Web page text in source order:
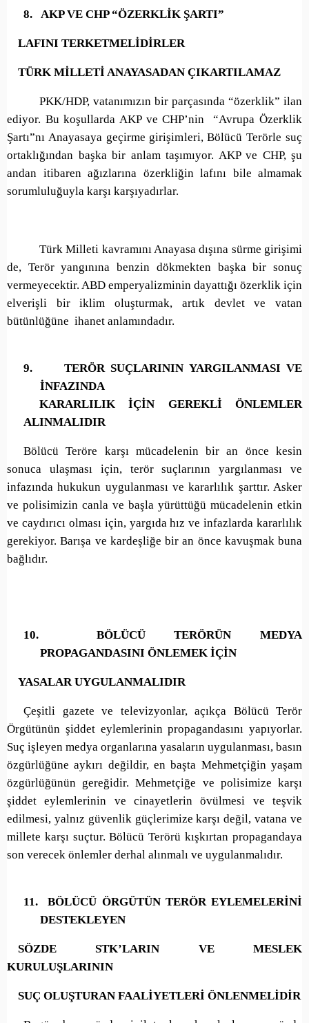
8. AKP VE CHP “ÖZERKLİK ŞARTI”
LAFINI TERKETMELİDİRLER
TÜRK MİLLETİ ANAYASADAN ÇIKARTILAMAZ
PKK/HDP, vatanımızın bir parçasında “özerklik” ilan
ediyor. Bu koşullarda AKP ve CHP’nin “Avrupa Özerklik
Şartı”nı Anayasaya geçirme girişimleri, Bölücü Terörle suç
ortaklığından başka bir anlam taşımıyor. AKP ve CHP, şu
andan itibaren ağızlarına özerkliğin lafını bile almamak
sorumluluğuyla karşı karşıyadırlar.
Türk Milleti kavramını Anayasa dışına sürme girişimi
de, Terör yangınına benzin dökmekten başka bir sonuç
vermeyecektir. ABD emperyalizminin dayattığı özerklik için
elverişli bir iklim oluşturmak, artık devlet ve vatan
bütünlüğüne ihanet anlamındadır.
9.
TERÖR SUÇLARININ YARGILANMASI VE
İNFAZINDA
KARARLILIK İÇİN GEREKLİ ÖNLEMLER
ALINMALIDIR
Bölücü Teröre karşı mücadelenin bir an önce kesin
sonuca ulaşması için, terör suçlarının yargılanması ve
infazında hukukun uygulanması ve kararlılık şarttır. Asker
ve polisimizin canla ve başla yürüttüğü mücadelenin etkin
ve caydırıcı olması için, yargıda hız ve infazlarda kararlılık
gerekiyor. Barışa ve kardeşliğe bir an önce kavuşmak buna
bağlıdır.
10.
BÖLÜCÜ TERÖRÜN MEDYA
PROPAGANDASINI ÖNLEMEK İÇİN
YASALAR UYGULANMALIDIR
Çeşitli gazete ve televizyonlar, açıkça Bölücü Terör
Örgütünün şiddet eylemlerinin propagandasını yapıyorlar.
Suç işleyen medya organlarına yasaların uygulanması, basın
özgürlüğüne aykırı değildir, en başta Mehmetçiğin yaşam
özgürlüğünün gereğidir. Mehmetçiğe ve polisimize karşı
şiddet eylemlerinin ve cinayetlerin övülmesi ve teşvik
edilmesi, yalnız güvenlik güçlerimize karşı değil, vatana ve
millete karşı suçtur. Bölücü Terörü kışkırtan propagandaya
son verecek önlemler derhal alınmalı ve uygulanmalıdır.
11.
BÖLÜCÜ ÖRGÜTÜN TERÖR EYLEMELERİNİ
DESTEKLEYEN
SÖZDE STK’LARIN VE MESLEK
KURULUŞLARININ
SUÇ OLUŞTURAN FAALİYETLERİ ÖNLENMELİDİR